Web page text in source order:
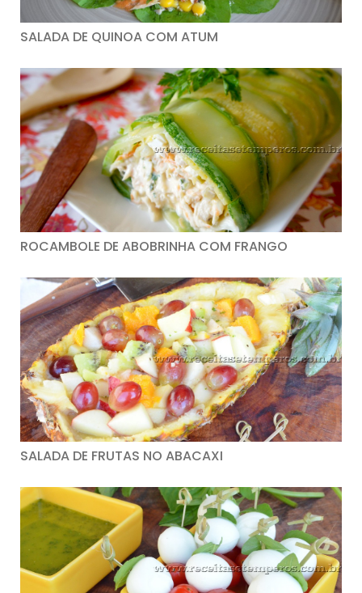
SALADA DE QUINOA COM ATUM
ROCAMBOLE DE ABOBRINHA COM FRANGO
SALADA DE FRUTAS NO ABACAXI